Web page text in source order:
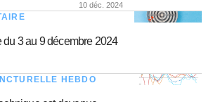
10 déc. 2024
du 3 au 9 décembre 2024
HEBDO